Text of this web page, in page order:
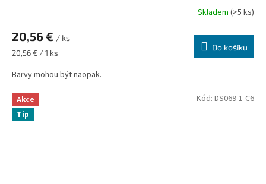
Skladem (>5 ks)
20,56 € / ks
Měrná
20,56 € / 1 ks
Do košíku
Barvy mohou být naopak.
Akce
Tip
Kód: DS069-1-C6